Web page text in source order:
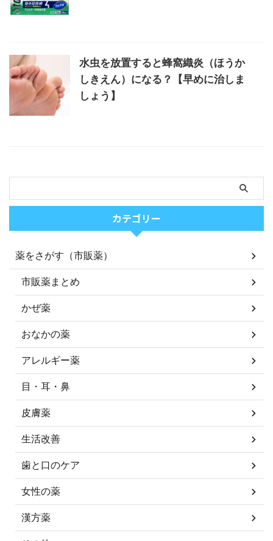
水虫を放置すると蜂窩織炎（ほうか
しきえん）になる？【早めに治しま
しょう】
カテゴリー
薬をさがす（市販薬）
市販薬まとめ
かぜ薬
おなかの薬
アレルギー薬
目・耳・鼻
皮膚薬
生活改善
歯と口のケア
女性の薬
漢方薬